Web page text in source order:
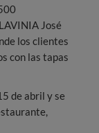
José
los clientes
con las tapas
de abril y se